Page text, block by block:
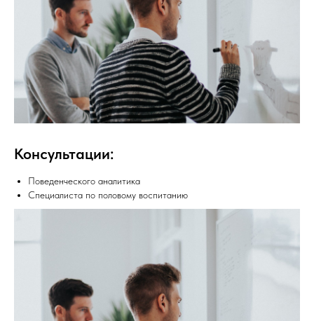
Консультации:
Поведенческого аналитика
Специалиста по половому воспитанию